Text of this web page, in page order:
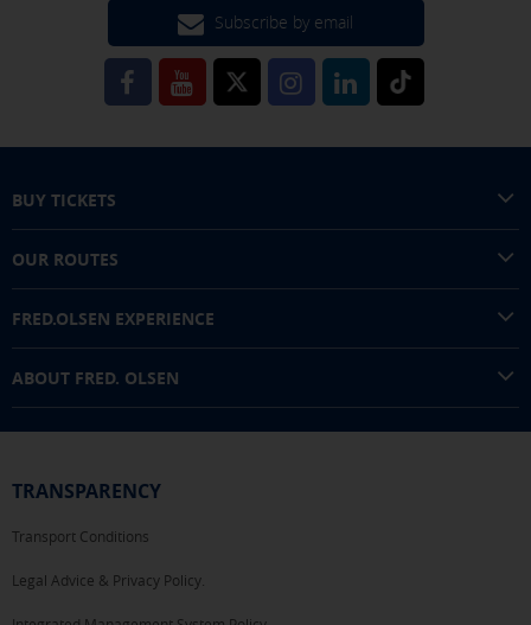
Subscribe by email
BUY TICKETS
OUR ROUTES
FRED.OLSEN EXPERIENCE
ABOUT FRED. OLSEN
TRANSPARENCY
Transport Conditions
Legal Advice & Privacy Policy.